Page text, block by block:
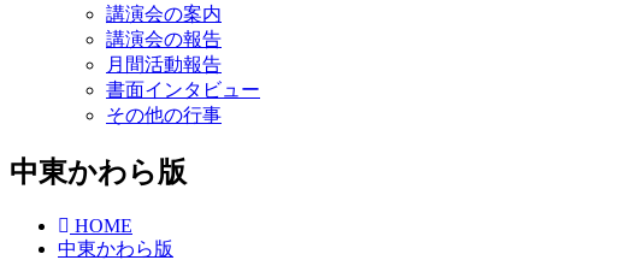
講演会の案内
講演会の報告
月間活動報告
書面インタビュー
その他の行事
中東かわら版
HOME
中東かわら版